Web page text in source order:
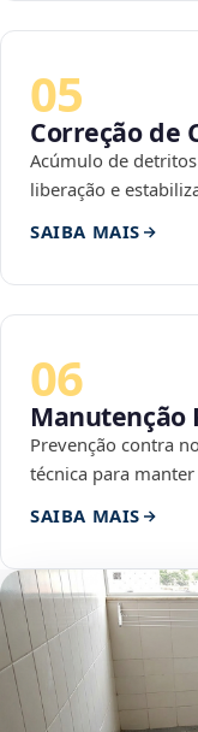
05
Correção de
Acúmulo de
liberação e
SAIBA MAIS
06
Manutenção
Prevenção contra
técnica para
SAIBA MAIS